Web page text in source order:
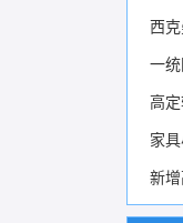
西
一
高
家
新